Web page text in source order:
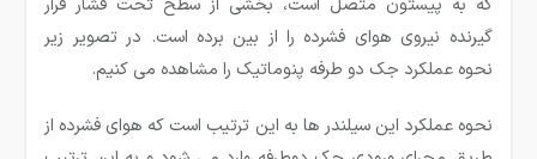
گیرنده نیروی هوای فشرده را از بین برده است. در تصویر زیر
نحوه عملکرد جک دو طرفه پنوماتیک را مشاهده می کنیم.
نحوه عملکرد این سیلندر ها به این ترتیب است که هوای فشرده از